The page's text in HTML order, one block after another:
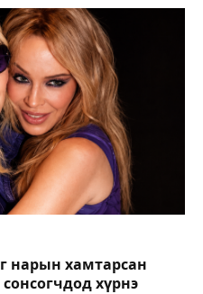
нарын хамтарсан
хүрнэ